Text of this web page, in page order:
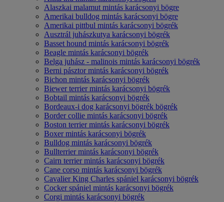
Alaszkai malamut mintás karácsonyi bögre
Amerikai bulldog mintás karácsonyi bögre
Amerikai pittbul mintás karácsonyi bögrék
Ausztrál juhászkutya karácsonyi bögrék
Basset hound mintás karácsonyi bögrék
Beagle mintás karácsonyi bögrék
Belga juhász - malinois mintás karácsonyi bögrék
Berni pásztor mintás karácsonyi bögrék
Bichon mintás karácsonyi bögrék
Biewer terrier mintás karácsonyi bögrék
Bobtail mintás karácsonyi bögrék
Bordeaux-i dog karácsonyi bögrék bögrék
Border collie mintás karácsonyi bögrék
Boston terrier mintás karácsonyi bögrék
Boxer mintás karácsonyi bögrék
Bulldog mintás karácsonyi bögrék
Bullterrier mintás karácsonyi bögrék
Cairn terrier mintás karácsonyi bögrék
Cane corso mintás karácsonyi bögrék
Cavalier King Charles spániel karácsonyi bögrék
Cocker spániel mintás karácsonyi bögrék
Corgi mintás karácsonyi bögrék